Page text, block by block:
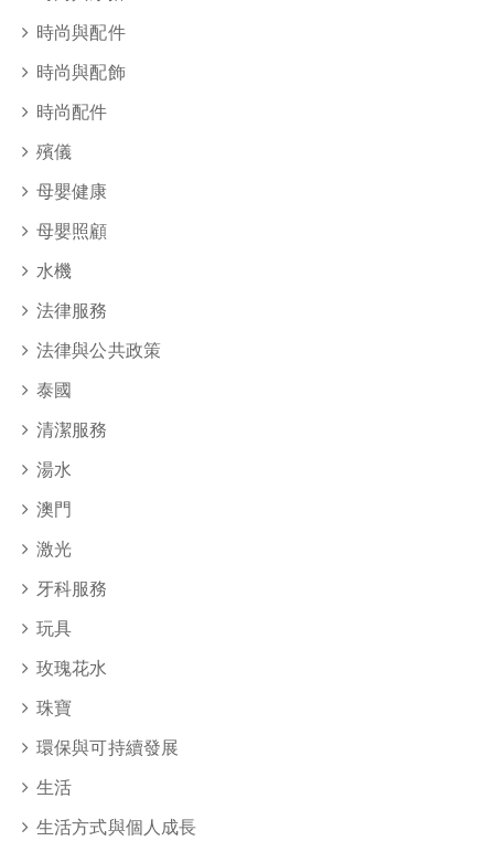
時尚與配件
時尚與配飾
時尚配件
殯儀
母嬰健康
母嬰照顧
水機
法律服務
法律與公共政策
泰國
清潔服務
湯水
澳門
激光
牙科服務
玩具
玫瑰花水
珠寶
環保與可持續發展
生活
生活方式與個人成長